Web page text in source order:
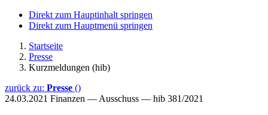
Direkt zum Hauptinhalt springen
Direkt zum Hauptmenü springen
Startseite
Presse
Kurzmeldungen (hib)
zurück zu: Presse ()
24.03.2021 Finanzen — Ausschuss — hib 381/2021